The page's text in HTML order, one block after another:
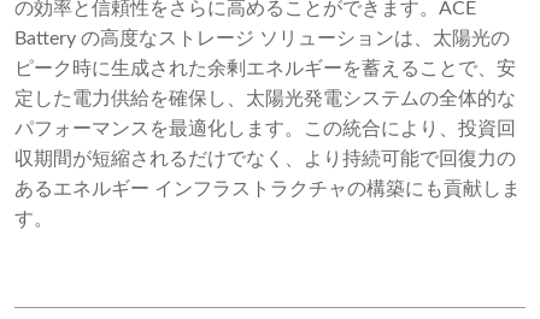
の効率と信頼性をさらに高めることができます。ACE
Battery の高度なストレージ ソリューションは、太陽光の
ピーク時に生成された余剰エネルギーを蓄えることで、安
定した電力供給を確保し、太陽光発電システムの全体的な
パフォーマンスを最適化します。この統合により、投資回
収期間が短縮されるだけでなく、より持続可能で回復力の
あるエネルギー インフラストラクチャの構築にも貢献しま
す。